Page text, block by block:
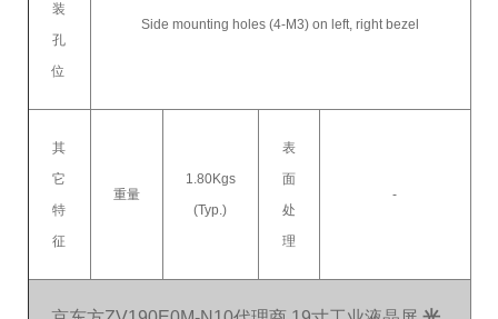
装
孔
位
Side mounting holes (4-M3) on left, right bezel
其
它
特
征
重量
1.80Kgs
(Typ.)
表
面
处
理
-